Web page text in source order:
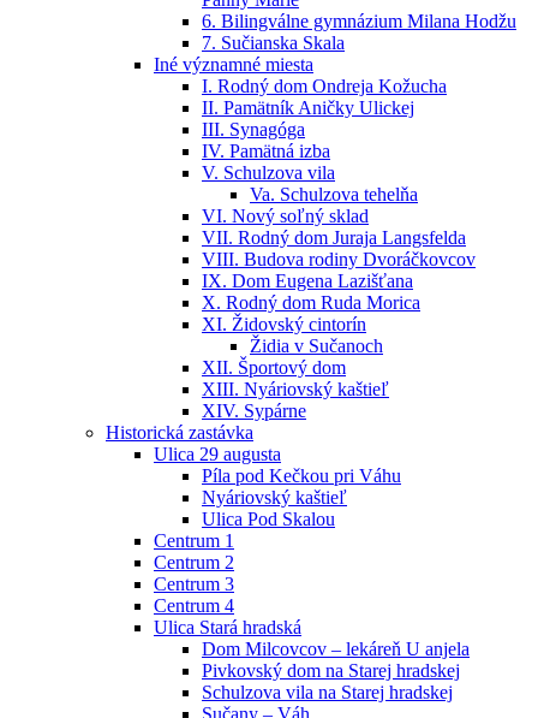
6. Bilingválne gymnázium Milana Hodžu
7. Sučianska Skala
Iné významné miesta
I. Rodný dom Ondreja Kožucha
II. Pamätník Aničky Ulickej
III. Synagóga
IV. Pamätná izba
V. Schulzova vila
Va. Schulzova tehelňa
VI. Nový soľný sklad
VII. Rodný dom Juraja Langsfelda
VIII. Budova rodiny Dvoráčkovcov
IX. Dom Eugena Lazišťana
X. Rodný dom Ruda Morica
XI. Židovský cintorín
Židia v Sučanoch
XII. Športový dom
XIII. Nyáriovský kaštieľ
XIV. Sypárne
Historická zastávka
Ulica 29 augusta
Píla pod Kečkou pri Váhu
Nyáriovský kaštieľ
Ulica Pod Skalou
Centrum 1
Centrum 2
Centrum 3
Centrum 4
Ulica Stará hradská
Dom Milcovcov – lekáreň U anjela
Pivkovský dom na Starej hradskej
Schulzova vila na Starej hradskej
Sučany – Váh